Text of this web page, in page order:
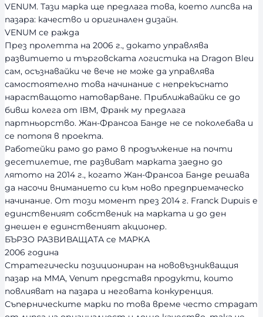
VENUM. Тази марка ще предлага това, което липсва на
пазара: качество и оригинален дизайн.
VENUM се ражда
През пролетта на 2006 г., докато управлява
развитието и търговската логистика на Dragon Bleu
сам, осъзнавайки че вече не може да управлява
самостоятелно това начинание с непрекъснато
нарастващото натоварване. Приближавайки се до
бивш колега от IBM, Франк му предлага
партньорство. Жан-Франсоа Банде не се поколебава и
се потопя в проекта.
Работейки рамо до рамо в продължение на почти
десетилетие, те развиват марката заедно до
лятото на 2014 г., когато Жан-Франсоа Банде решава
да насочи вниманието си към ново предприемаческо
начинание. От този момент през 2014 г. Franck Dupuis е
единственият собственик на марката и до ден
днешен е единственият акционер.
БЪРЗО РАЗВИВАЩАТА се МАРКА
2006 година
Стратегически позициониран на нововъзникващия
пазар на ММА, Venum представя продукти, които
повлияват на пазара и неговата конкуренция.
Съперническите марки по това време често страдат